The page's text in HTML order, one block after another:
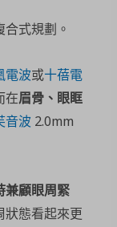
式規劃。
電波或十蓓電
在眉骨、眼眶
音波 2.0mm
兼顧眼周緊
狀態看起來更